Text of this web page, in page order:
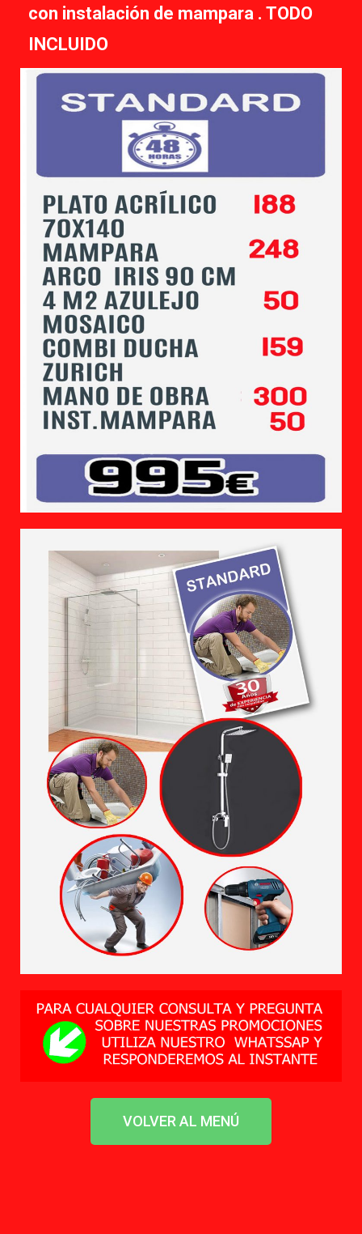
con instalación de mampara . TODO
INCLUIDO
VOLVER AL MENÚ